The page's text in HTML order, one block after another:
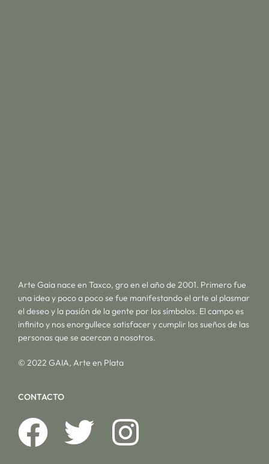
Arte Gaia nace en Taxco, gro en el año de 2001. Primero fue
una idea y poco a poco se fue manifestando el arte al plasmar
el deseo y la pasión de la gente por los símbolos. El campo es
infinito y nos enorgullece satisfacer y cumplir los sueños de las
personas que se acercan a nosotros.
© 2022 GAIA, Arte en Plata
CONTACTO